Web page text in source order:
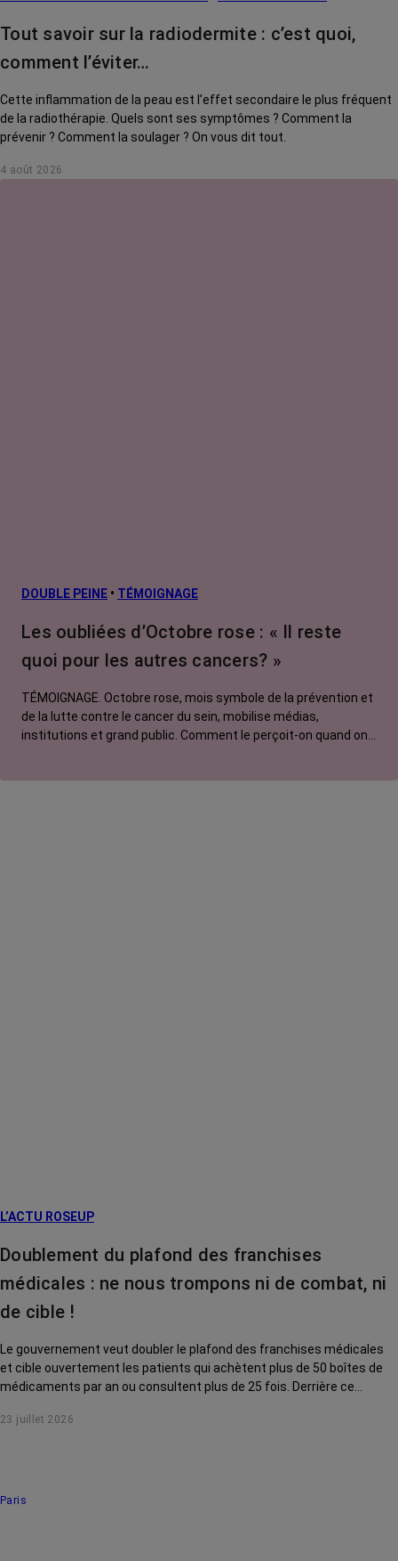
Tout savoir sur la radiodermite : c’est quoi,
comment l’éviter…
Cette inflammation de la peau est l’effet secondaire le plus fréquent
de la radiothérapie. Quels sont ses symptômes ? Comment la
prévenir ? Comment la soulager ? On vous dit tout.
4 août 2026
DOUBLE PEINE • TÉMOIGNAGE
Les oubliées d’Octobre rose : « Il reste
quoi pour les autres cancers? »
TÉMOIGNAGE. Octobre rose, mois symbole de la prévention et
de la lutte contre le cancer du sein, mobilise médias,
institutions et grand public. Comment le perçoit-on quand on
L’ACTU ROSEUP
Doublement du plafond des franchises
médicales : ne nous trompons ni de combat, ni
de cible !
Le gouvernement veut doubler le plafond des franchises médicales
et cible ouvertement les patients qui achètent plus de 50 boîtes de
médicaments par an ou consultent plus de 25 fois. Derrière ce
chroniques, et en premier lieu les personnes touchées par un cancer,
23 juillet 2026
Paris